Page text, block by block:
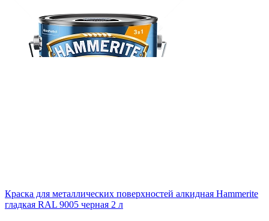
Краска для металлических поверхностей алкидная Hammerite
гладкая RAL 9005 черная 2 л